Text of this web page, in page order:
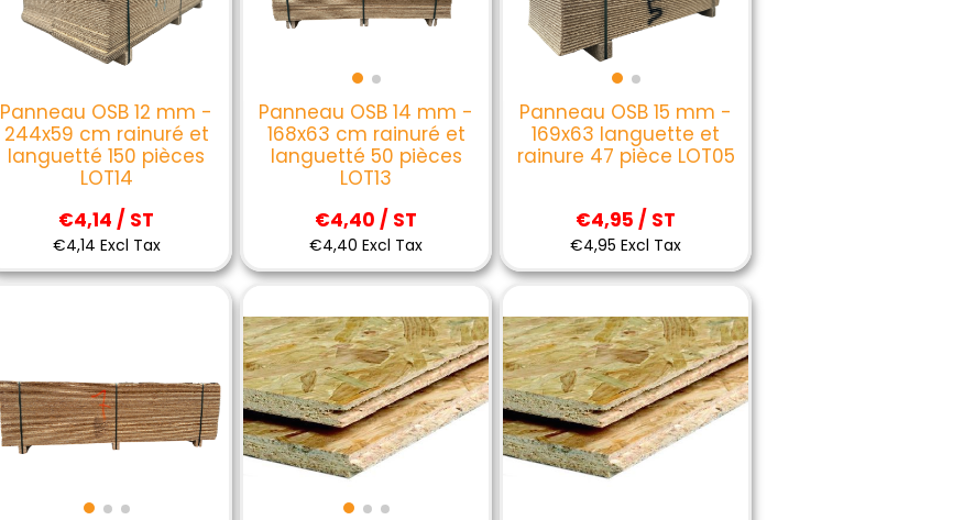
Panneau OSB 12 mm -
244x59 cm rainuré et
languetté 150 pièces
LOT14
€4,14 / ST
€4,14 Excl Tax
Panneau OSB 14 mm -
168x63 cm rainuré et
languetté 50 pièces
LOT13
€4,40 / ST
€4,40 Excl Tax
Panneau OSB 15 mm -
169x63 languette et
rainure 47 pièce LOT05
€4,95 / ST
€4,95 Excl Tax